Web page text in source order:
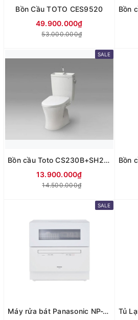
Bồn Cầu TOTO CES9520
49.900.000₫
53.000.000₫
SALE
Bồn cầu Toto CS230B+SH233BA
13.900.000₫
14.500.000₫
SALE
Máy rửa bát Panasonic NP-TH5 model 2024